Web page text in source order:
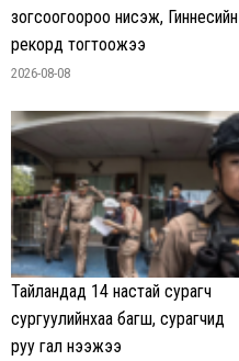
зогсоогоороо нисэж, Гиннесийн
рекорд тогтоожээ
2026-08-08
Тайландад 14 настай сурагч
сургуулийнхаа багш, сурагчид
руу гал нээжээ